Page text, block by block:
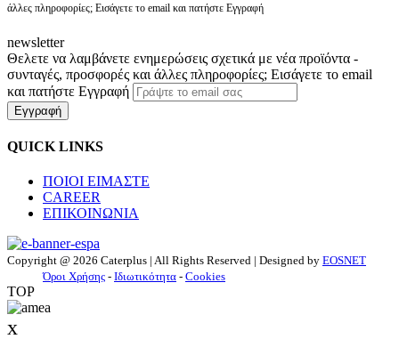
άλλες πληροφορίες; Εισάγετε το email και πατήστε Εγγραφή
newsletter
Θελετε να λαμβάνετε ενημερώσεις σχετικά με νέα προϊόντα -
συνταγές, προσφορές και άλλες πληροφορίες; Εισάγετε το email
και πατήστε Εγγραφή
Εγγραφή
QUICK LINKS
ΠΟΙΟΙ ΕΙΜΑΣΤΕ
CAREER
ΕΠΙΚΟΙΝΩΝΙΑ
Copyright @ 2026 Caterplus | All Rights Reserved | Designed by EOSNET
Όροι Χρήσης - Ιδιωτικότητα - Cookies
TOP
x